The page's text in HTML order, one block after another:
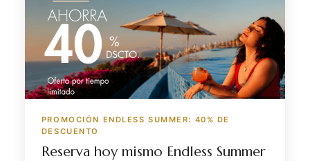
PROMOCIÓN ENDLESS SUMMER: 40% DE
DESCUENTO
Reserva hoy mismo Endless Summer